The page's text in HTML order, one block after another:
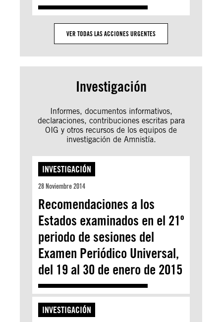
VER TODAS LAS ACCIONES URGENTES
Investigación
Informes, documentos informativos,
declaraciones, contribuciones escritas para
OIG y otros recursos de los equipos de
investigación de Amnistía.
INVESTIGACIÓN
28 Noviembre 2014
Recomendaciones a los
Estados examinados en el 21º
periodo de sesiones del
Examen Periódico Universal,
del 19 al 30 de enero de 2015
INVESTIGACIÓN